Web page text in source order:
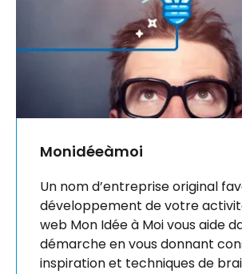
Monidéeàmoi
Un nom d’entreprise original
développement de votre
web Mon Idée à Moi vous aide
démarche en vous donnant
inspiration et techniques de